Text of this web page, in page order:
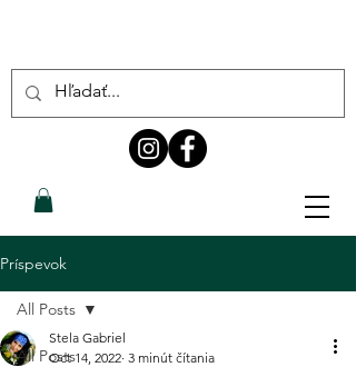
Príspevok
All Posts
All Posts
Stela Gabriel
Oct 14, 2022 3 minút čítania